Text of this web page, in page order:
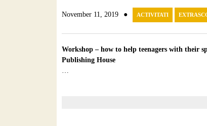
November 11, 2019 ● ACTIVITATI
Workshop – how to help teenagers with their
Publishing House
…